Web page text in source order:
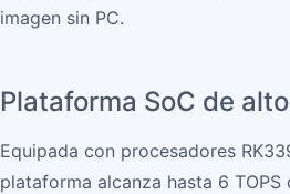
imagen sin PC.
Plataforma SoC de
Equipada con procesadores
plataforma alcanza hasta 6